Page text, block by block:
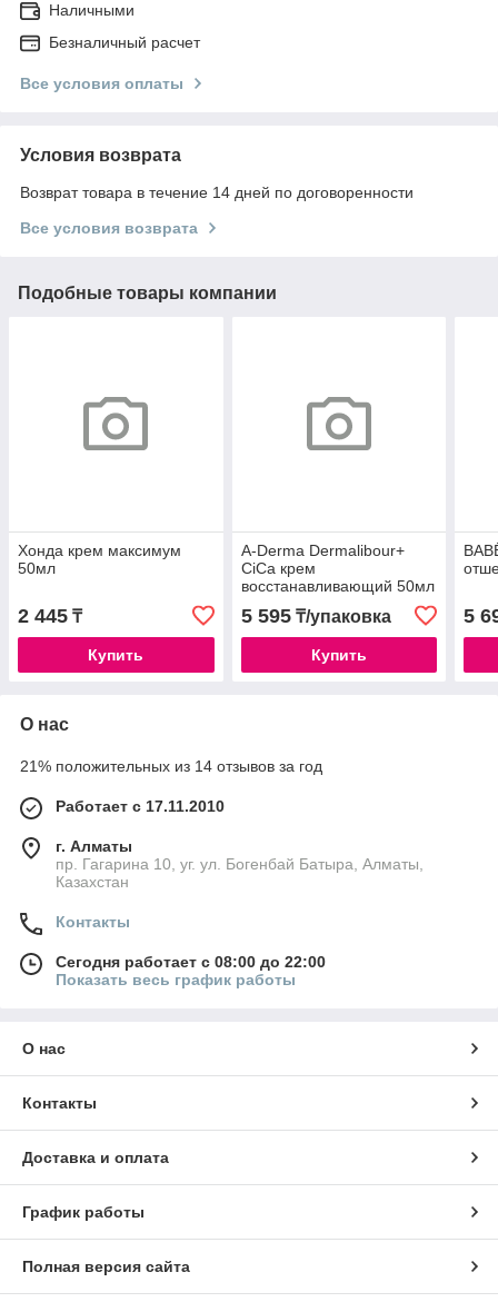
Наличными
Безналичный расчет
Все условия оплаты
Условия возврата
Возврат товара в течение 14 дней по договоренности
Все условия возврата
Подобные товары компании
Хонда крем максимум
50мл
2 445 ₸
Купить
A-Derma Dermalibour+
CiCa крем
восстанавливающий 50мл
5 595₸/упаковка
Купить
5
О нас
21% положительных из 14 отзывов за год
Работает с 17.11.2010
г. Алматы
пр. Гагарина 10, уг. ул. Богенбай Батыра, Алматы,
Казахстан
Контакты
Сегодня работает с 08:00 до 22:00
Показать весь график работы
О нас
Контакты
Доставка и оплата
График работы
Полная версия сайта